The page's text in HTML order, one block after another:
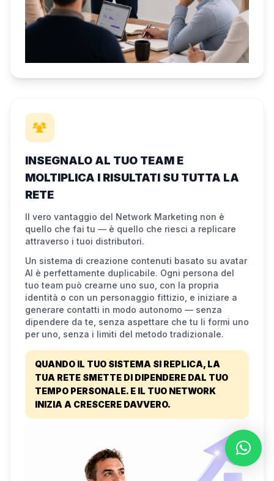
INSEGNALO AL TUO TEAM E
MOLTIPLICA I RISULTATI SU TUTTA LA
RETE
Il vero vantaggio del Network Marketing non è
quello che fai tu — è quello che riesci a replicare
attraverso i tuoi distributori.
Un sistema di creazione contenuti basato su avatar
AI è perfettamente duplicabile. Ogni persona del
tuo team può crearne uno suo, con la propria
identità o con un personaggio fittizio, e iniziare a
generare contatti in modo autonomo — senza
dipendere da te, senza aspettare che tu li formi uno
per uno, senza i limiti del metodo tradizionale.
QUANDO IL TUO SISTEMA SI REPLICA, LA
TUA RETE SMETTE DI DIPENDERE DAL TUO
TEMPO PERSONALE. E IL TUO NETWORK
INIZIA A CRESCERE DAVVERO.